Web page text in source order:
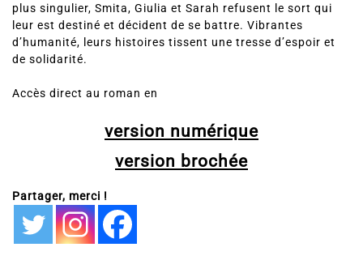
plus singulier, Smita, Giulia et Sarah refusent le sort qui
leur est destiné et décident de se battre. Vibrantes
d’humanité, leurs histoires tissent une tresse d’espoir et
de solidarité.
Accès direct au roman en
version numérique
version brochée
Partager, merci !